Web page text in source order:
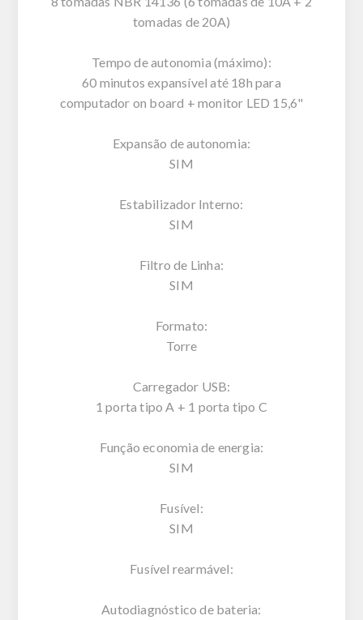
tomadas de 20A)
Tempo de autonomia (máximo):
60 minutos expansível até 18h para
computador on board + monitor LED 15,6"
Expansão de autonomia:
SIM
Estabilizador Interno:
SIM
Filtro de Linha:
SIM
Formato:
Torre
Carregador USB:
1 porta tipo A + 1 porta tipo C
Função economia de energia:
SIM
Fusível:
SIM
Fusível rearmável:
Autodiagnóstico de bateria: